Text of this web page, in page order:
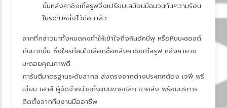
นั้นหลังคาชิงเกิ้ลรูฟจึงเปรียบเสมือนมีฉนวนกันความร้อน
นระดับหนึ่งไว้ก่อนแล้ว
จากที่กล่าวมาทั้งหมดคงทำให้เข้าใจถึงหินอัคนีพุ หรือหินบะซอลต์
กันมากขึ้น ซึ่งใครที่สนใจเลือกซื้อหลังคาชิงเกิ้ลรูฟ หลังคายาง
มะตอยคุณภาพดี
การันตีมาตรฐานระดับสากล ส่งตรงจากต่างประเทศต้อง เจพี พรี
เมี่ยม เฮาส์ ผู้จัดจำหน่ายทั้งแบบขายปลีก ขายส่ง พร้อมบริการ
ติดตั้งจากทีมงานมืออาชีพ